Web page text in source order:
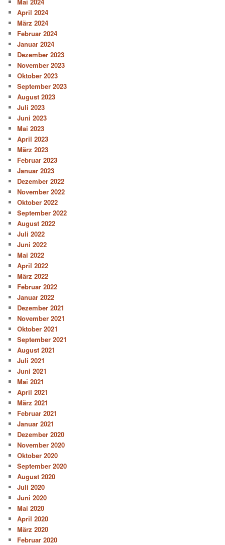
Mai 2024
April 2024
März 2024
Februar 2024
Januar 2024
Dezember 2023
November 2023
Oktober 2023
September 2023
August 2023
Juli 2023
Juni 2023
Mai 2023
April 2023
März 2023
Februar 2023
Januar 2023
Dezember 2022
November 2022
Oktober 2022
September 2022
August 2022
Juli 2022
Juni 2022
Mai 2022
April 2022
März 2022
Februar 2022
Januar 2022
Dezember 2021
November 2021
Oktober 2021
September 2021
August 2021
Juli 2021
Juni 2021
Mai 2021
April 2021
März 2021
Februar 2021
Januar 2021
Dezember 2020
November 2020
Oktober 2020
September 2020
August 2020
Juli 2020
Juni 2020
Mai 2020
April 2020
März 2020
Februar 2020